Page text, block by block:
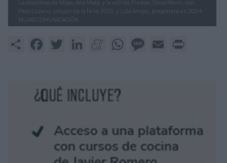
La alcaldesa de Mijas, Ana Mata, y la edil de Fiestas, Silvia Marín, con
Paco Lozano, pregón de la feria 2025, y Lola Arroyo, pregonera en 2024.
MIJAS COMUNICACIÓN
Share FacebookTwitter LinkedInMeneameWhatsAppMessage
Email